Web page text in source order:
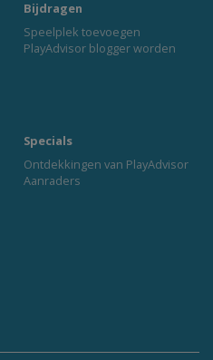
Bijdragen
Speelplek toevoegen
PlayAdvisor blogger worden
Specials
Ontdekkingen van PlayAdvisor
Aanraders